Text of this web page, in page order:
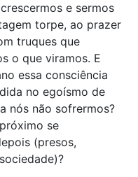
e sermos
torpe, ao prazer
truques que
o que viramos. E
essa consciência
no egoísmo de
nós não sofrermos?
se
(presos,